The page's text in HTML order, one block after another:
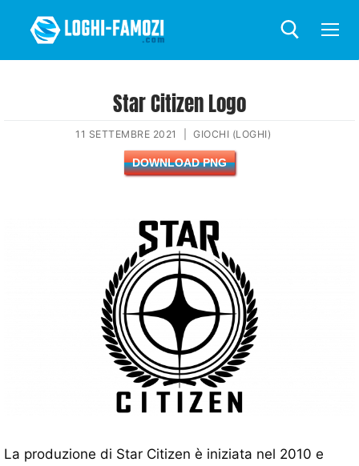
Star Citizen Logo
11 SETTEMBRE 2021 GIOCHI (LOGHI)
DOWNLOAD PNG
La produzione di Star Citizen è iniziata nel 2010 e